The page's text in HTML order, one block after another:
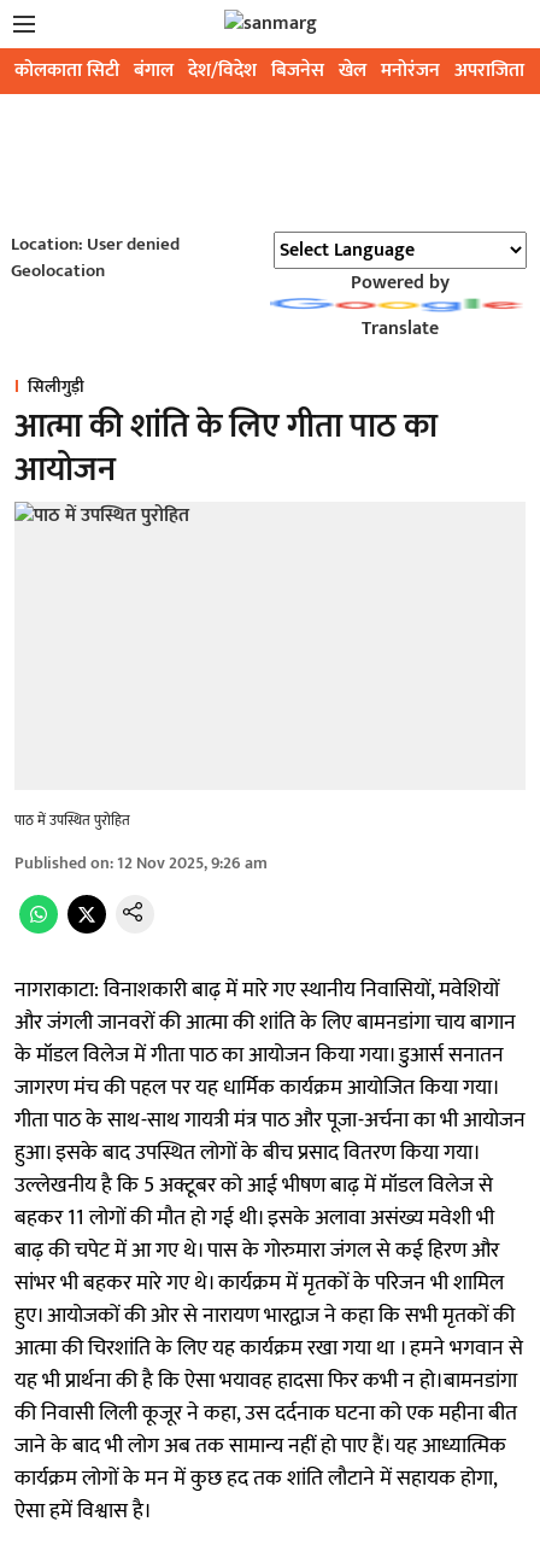
कोलकाता सिटी बंगाल देश/विदेश बिजनेस खेल मनोरंजन अपराजिता
Location: User denied
Geolocation
Powered by
Translate
सिलीगुड़ी
आत्मा की शांति के लिए गीता पाठ का
आयोजन
पाठ में उपस्थित पुरोहित
Published on:12 Nov 2025, 9:26 am
नागराकाटा: विनाशकारी बाढ़ में मारे गए स्थानीय निवासियों, मवेशियों
और जंगली जानवरों की आत्मा की शांति के लिए बामनडांगा चाय बागान
के मॉडल विलेज में गीता पाठ का आयोजन किया गया। डुआर्स सनातन
जागरण मंच की पहल पर यह धार्मिक कार्यक्रम आयोजित किया गया।
गीता पाठ के साथ-साथ गायत्री मंत्र पाठ और पूजा-अर्चना का भी आयोजन
हुआ। इसके बाद उपस्थित लोगों के बीच प्रसाद वितरण किया गया।
उल्लेखनीय है कि 5 अक्टूबर को आई भीषण बाढ़ में मॉडल विलेज से
बहकर 11 लोगों की मौत हो गई थी। इसके अलावा असंख्य मवेशी भी
बाढ़ की चपेट में आ गए थे। पास के गोरुमारा जंगल से कई हिरण और
सांभर भी बहकर मारे गए थे। कार्यक्रम में मृतकों के परिजन भी शामिल
हुए। आयोजकों की ओर से नारायण भारद्वाज ने कहा कि सभी मृतकों की
आत्मा की चिरशांति के लिए यह कार्यक्रम रखा गया था । हमने भगवान से
यह भी प्रार्थना की है कि ऐसा भयावह हादसा फिर कभी न हो।बामनडांगा
की निवासी लिली कूजूर ने कहा, उस दर्दनाक घटना को एक महीना बीत
जाने के बाद भी लोग अब तक सामान्य नहीं हो पाए हैं। यह आध्यात्मिक
कार्यक्रम लोगों के मन में कुछ हद तक शांति लौटाने में सहायक होगा,
ऐसा हमें विश्वास है।